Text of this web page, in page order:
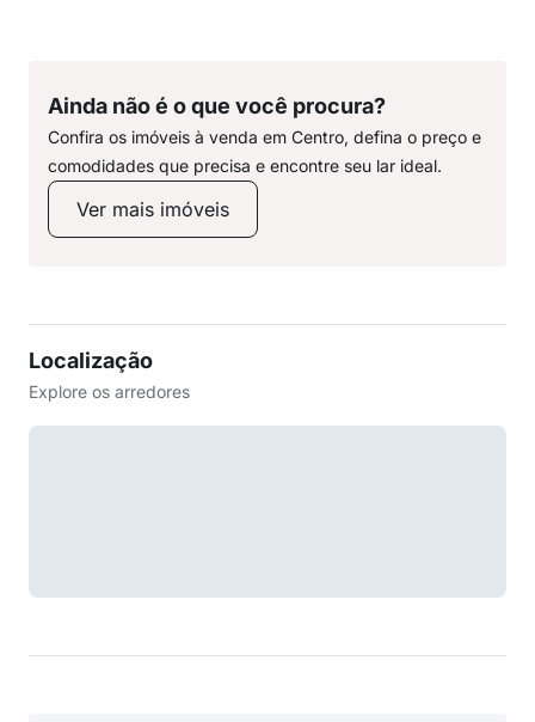
Ainda não é o que você procura?
Confira os imóveis à venda em Centro, defina o preço e
comodidades que precisa e encontre seu lar ideal.
Ver mais imóveis
Localização
Explore os arredores